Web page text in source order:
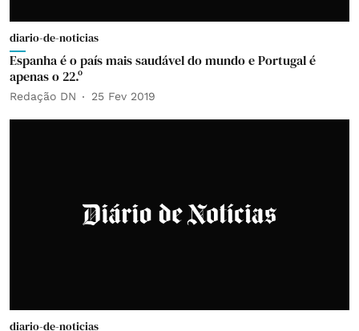
diario-de-noticias
Espanha é o país mais saudável do mundo e Portugal é
apenas o 22.º
Redação DN 25 Fev 2019
diario-de-noticias